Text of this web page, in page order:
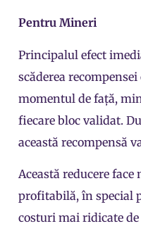
Pentru Mineri
Principalul efect
scăderea recompensei
momentul de față,
fiecare bloc validat.
această recompensă
Această reducere
profitabilă, în special
costuri mai ridicate